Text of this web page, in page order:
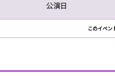
公演日
このイベン